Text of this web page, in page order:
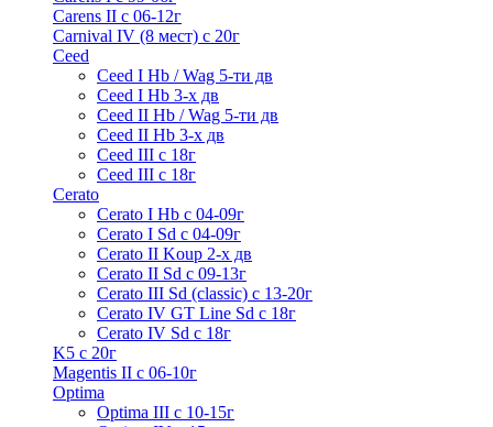
Carens II c 06-12г
Carnival IV (8 мест) с 20г
Ceed
Ceed I Hb / Wag 5-ти дв
Ceed I Hb 3-х дв
Ceed II Hb / Wag 5-ти дв
Ceed II Hb 3-х дв
Ceed III с 18г
Ceed III с 18г
Cerato
Cerato I Hb с 04-09г
Cerato I Sd с 04-09г
Cerato II Koup 2-х дв
Cerato II Sd c 09-13г
Cerato III Sd (classic) с 13-20г
Cerato IV GT Line Sd с 18г
Cerato IV Sd с 18г
K5 с 20г
Magentis II с 06-10г
Optima
Optima III с 10-15г